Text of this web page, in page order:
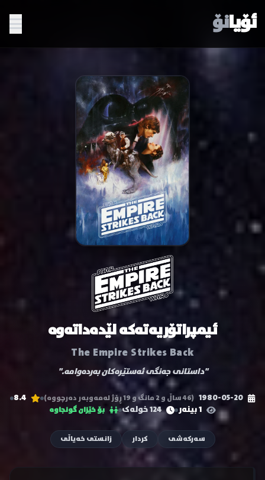
ئۆیانۆ
ئیمپراتۆریەتەکە لێدەداتەوە
The Empire Strikes Back
"داستانی جەنگی ئەستێرەکان بەردەوامە."
1980-05-20 (46 ساڵ و 2 مانگ و 19 ڕۆژ لەمەوبەر دەرچووە)
8.4
1 بینەر
124 خولەک بۆ خێزان گونجاوە
سەرکەشی کردار زانستی خەیاڵی